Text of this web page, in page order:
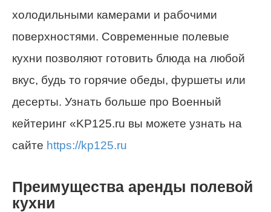
холодильными камерами и рабочими
поверхностями. Современные полевые
кухни позволяют готовить блюда на любой
вкус, будь то горячие обеды, фуршеты или
десерты. Узнать больше про Военный
кейтеринг «KP125.ru вы можете узнать на
сайте https://kp125.ru
Преимущества аренды полевой
кухни